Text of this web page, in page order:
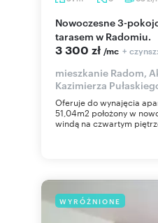
Nowoczesne 3-pokojowe mieszkanie z
tarasem w Radomiu.
3 300 zł /mc +
mieszkanie Radom,
Kazimierza
Oferuje do wynajęcia
51,04m2 położony w
windą na czwartym
WYRÓŻNIONE